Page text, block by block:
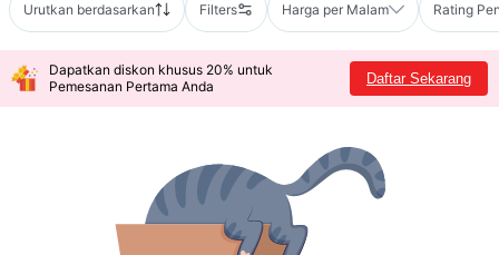
Urutkan berdasarkan Filters Harga per Malam Rating
Dapatkan diskon khusus 20% untuk
Pemesanan Pertama Anda
Daftar Sekarang